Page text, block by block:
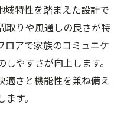
域特性を踏まえた設計で
取りや風通しの良さが特
ロアで家族のコミュニケ
やすさが向上します。
適さと機能性を兼ね備え
す。